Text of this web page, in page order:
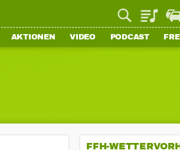
Playlist
AKTIONEN VIDEO PODCAST
FFH-